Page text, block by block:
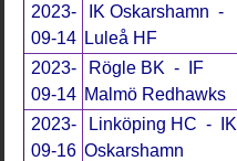
2023-
09-14
IK Oskarshamn -
Luleå HF
2023-
09-14
Rögle BK - IF
Malmö Redhawks
2023-
09-16
Linköping HC - IK
Oskarshamn